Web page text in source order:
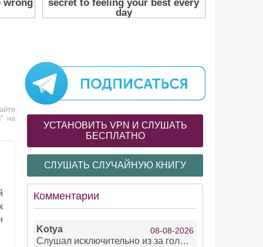
на
УСТАНОВИТЬ VPN И СЛУШАТЬ
БЕСПЛАТНО
СЛУШАТЬ СЛУЧАЙНУЮ КНИГУ
Комментарии
Kotya 08-08-2026
Слушал исключительно из за голоса девушки озвучивающей Арью Сансу и Кейтлин . Жаль что ее голос не озвучил остальное . При всем уважении к чтецами мужчинам/не. Интересно, есть ли с ее озвучкой еще какие нибудь книги?!